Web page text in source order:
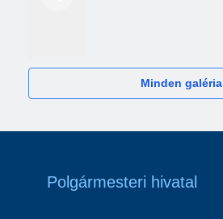
Minden galéria
Polgármesteri hivatal